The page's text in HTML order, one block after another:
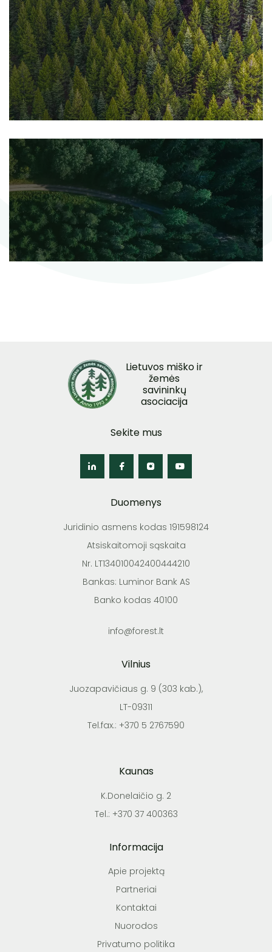
Lietuvos miško ir
žemės
savininkų
asociacija
Sekite mus
Duomenys
Juridinio asmens kodas 191598124
Atsiskaitomoji sąskaita
Nr. LT134010042400444210
Bankas: Luminor Bank AS
Banko kodas 40100
info@forest.lt
Vilnius
Juozapavičiaus g. 9 (303 kab.),
LT-09311
Tel.fax.: +370 5 2767590
Kaunas
K.Donelaičio g. 2
Tel.: +370 37 400363
Informacija
Apie projektą
Partneriai
Kontaktai
Nuorodos
Privatumo politika